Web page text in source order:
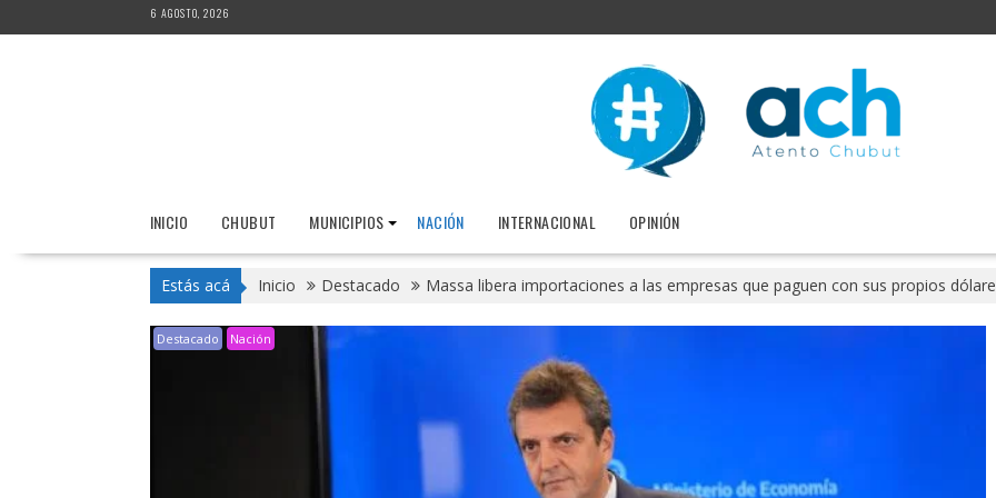
al
6 AGOSTO, 2026
INICIO CHUBUT MUNICIPIOS NACIÓN INTERNACIONAL OPINIÓN
Estás acá Inicio Destacado Massa libera importaciones a las empresas que paguen con sus propios
Destacado Nación